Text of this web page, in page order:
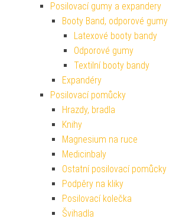
Posilovací gumy a expandery
Booty Band, odporové gumy
Latexové booty bandy
Odporové gumy
Textilní booty bandy
Expandéry
Posilovací pomůcky
Hrazdy, bradla
Knihy
Magnesium na ruce
Medicinbaly
Ostatní posilovací pomůcky
Podpěry na kliky
Posilovací kolečka
Švihadla